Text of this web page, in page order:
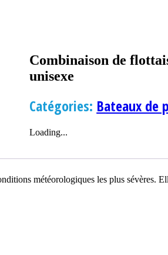
Combinaison de
unisexe
Catégories: Bateaux de
Loading...
météorologiques les plus sévères.